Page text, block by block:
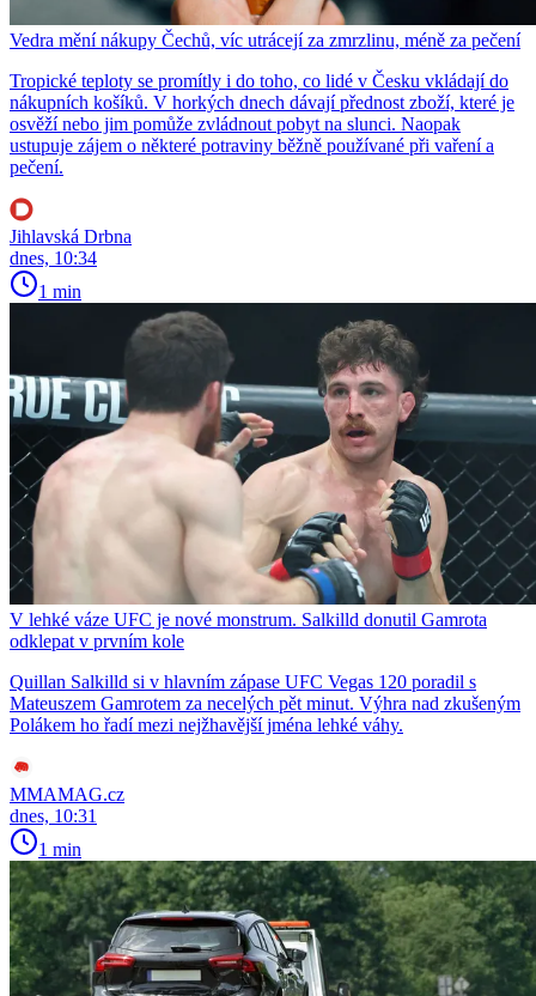
Vedra mění nákupy Čechů, víc utrácejí za zmrzlinu, méně za pečení
Tropické teploty se promítly i do toho, co lidé v Česku vkládají do
nákupních košíků. V horkých dnech dávají přednost zboží, které je
osvěží nebo jim pomůže zvládnout pobyt na slunci. Naopak
ustupuje zájem o některé potraviny běžně používané při vaření a
pečení.
Jihlavská Drbna
dnes, 10:34
1 min
V lehké váze UFC je nové monstrum. Salkilld donutil Gamrota
odklepat v prvním kole
Quillan Salkilld si v hlavním zápase UFC Vegas 120 poradil s
Mateuszem Gamrotem za necelých pět minut. Výhra nad zkušeným
Polákem ho řadí mezi nejžhavější jména lehké váhy.
MMAMAG.cz
dnes, 10:31
1 min